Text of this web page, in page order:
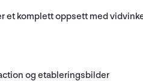
et komplett oppsett med
og etableringsbilder